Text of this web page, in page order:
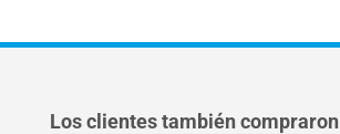
Omitir la galería de productos
Los clientes también compraron